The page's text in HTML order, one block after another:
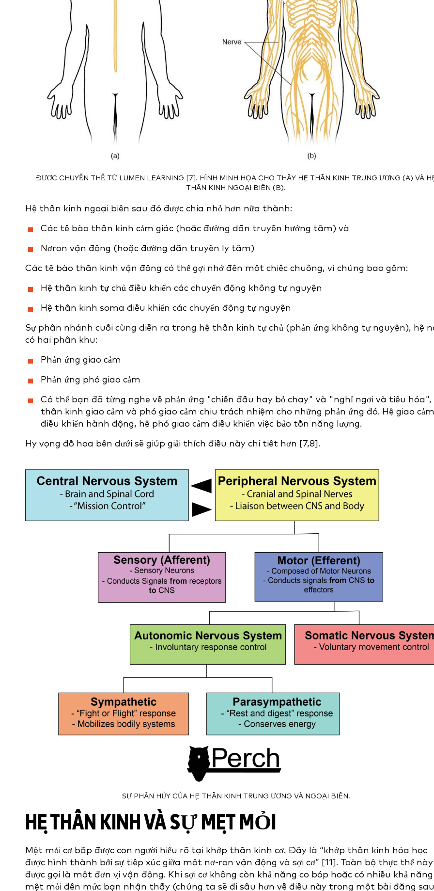
ĐƯỢC CHUYỂN THỂ TỪ LUMEN LEARNING [7]. HÌNH MINH HỌA CHO THẤY HỆ THẦN KINH TRUNG ƯƠNG (A) VÀ
THẦN KINH NGOẠI BIÊN (B).
Hệ thần kinh ngoại biên sau đó được chia nhỏ hơn nữa thành:
Các tế bào thần kinh cảm giác (hoặc đường dẫn truyền hướng tâm) và
Nơron vận động (hoặc đường dẫn truyền ly tâm)
Các tế bào thần kinh vận động có thể gợi nhớ đến một chiếc chuông, vì chúng bao gồm:
Hệ thần kinh tự chủ điều khiển các chuyển động không tự nguyện
Hệ thần kinh soma điều khiển các chuyển động tự nguyện
Sự phân nhánh cuối cùng diễn ra trong hệ thần kinh tự chủ (phản ứng không tự nguyện), hệ
có hai phân khu:
Phản ứng giao cảm
Phản ứng phó giao cảm
Có thể bạn đã từng nghe về phản ứng "chiến đấu hay bỏ chạy" và "nghỉ ngơi và tiêu hóa",
thần kinh giao cảm và phó giao cảm chịu trách nhiệm cho những phản ứng đó. Hệ giao cảm
điều khiển hành động, hệ phó giao cảm điều khiển việc bảo tồn năng lượng.
Hy vọng đồ họa bên dưới sẽ giúp giải thích điều này chi tiết hơn [7,8].
SỰ PHÂN HỦY CỦA HỆ THẦN KINH TRUNG ƯƠNG VÀ NGOẠI BIÊN.
HỆ THẦN KINH VÀ SỰ MỆT MỎI
Mệt mỏi cơ bắp được con người hiểu rõ tại khớp thần kinh cơ. Đây là “khớp thần kinh hóa học
được hình thành bởi sự tiếp xúc giữa một nơ-ron vận động và sợi cơ” [11]. Toàn bộ thực thể này
được gọi là một đơn vị vận động. Khi sợi cơ không còn khả năng co bóp hoặc có nhiều khả năng
mệt mỏi đến mức bạn nhận thấy (chúng ta sẽ đi sâu hơn về điều này trong một bài đăng